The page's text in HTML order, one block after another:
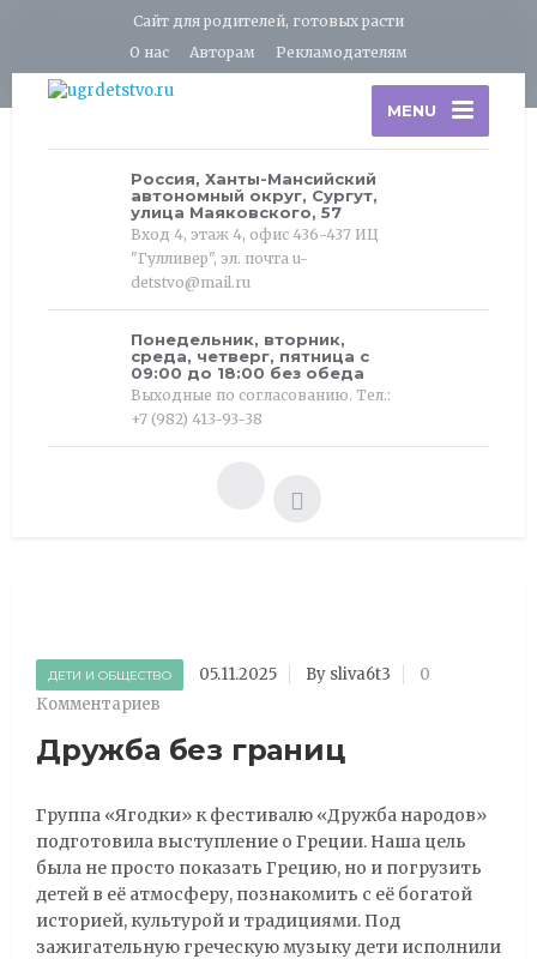
Сайт для родителей, готовых расти
О нас
Авторам Рекламодателям
MENU
Россия, Ханты-Мансийский
автономный округ, Сургут,
улица Маяковского, 57
Вход 4, этаж 4, офис 436-437 ИЦ
"Гулливер", эл. почта u-
detstvo@mail.ru
Понедельник, вторник,
среда, четверг, пятница с
09:00 до 18:00 без обеда
Выходные по согласованию. Тел.:
+7 (982) 413-93-38
ДЕТИ И ОБЩЕСТВО 05.11.2025 By sliva6t3
0
Комментариев
Дружба без границ
Группа «Ягодки» к фестивалю «Дружба народов»
подготовила выступление о Греции. Наша цель
была не просто показать Грецию, но и погрузить
детей в её атмосферу, познакомить с её богатой
историей, культурой и традициями. Под
зажигательную греческую музыку дети исполнили